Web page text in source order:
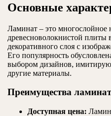
Основные
Ламинат – это многослойное
древесноволокнистой плиты
декоративного слоя с
Его популярность
выбором дизайнов,
другие материалы.
Преимущества
Доступная цена: